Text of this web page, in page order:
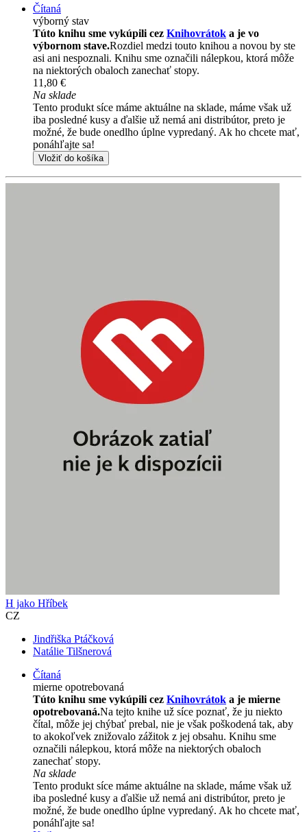
Čítaná
výborný stav
Túto knihu sme vykúpili cez Knihovrátok a je vo
výbornom stave.Rozdiel medzi touto knihou a novou by ste
asi ani nespoznali. Knihu sme označili nálepkou, ktorá môže
na niektorých obaloch zanechať stopy.
11,80 €
Na sklade
Tento produkt síce máme aktuálne na sklade, máme však už
iba posledné kusy a ďalšie už nemá ani distribútor, preto je
možné, že bude onedlho úplne vypredaný. Ak ho chcete mať,
ponáhľajte sa!
Vložiť do košíka
H jako Hříbek
CZ
Jindřiška Ptáčková
Natálie Tilšnerová
Čítaná
mierne opotrebovaná
Túto knihu sme vykúpili cez Knihovrátok a je mierne
opotrebovaná.Na tejto knihe už síce poznať, že ju niekto
čítal, môže jej chýbať prebal, nie je však poškodená tak, aby
to akokoľvek znižovalo zážitok z jej obsahu. Knihu sme
označili nálepkou, ktorá môže na niektorých obaloch
zanechať stopy.
Na sklade
Tento produkt síce máme aktuálne na sklade, máme však už
iba posledné kusy a ďalšie už nemá ani distribútor, preto je
možné, že bude onedlho úplne vypredaný. Ak ho chcete mať,
ponáhľajte sa!